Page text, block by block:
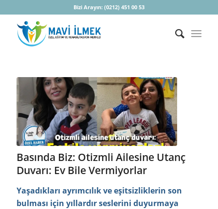
Bizi Arayın: (0212) 451 00 53
Basında Biz: Otizmli Ailesine Utanç
Duvarı: Ev Bile Vermiyorlar
Yaşadıkları ayrımcılık ve eşitsizliklerin son
bulması için yıllardır seslerini duyurmaya